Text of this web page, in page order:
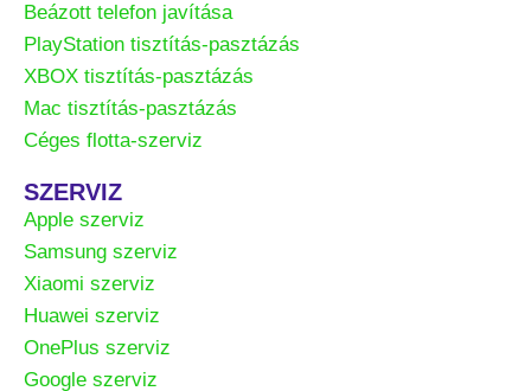
Beázott telefon javítása
PlayStation tisztítás-pasztázás
XBOX tisztítás-pasztázás
Mac tisztítás-pasztázás
Céges flotta-szerviz
SZERVIZ
Apple szerviz
Samsung szerviz
Xiaomi szerviz
Huawei szerviz
OnePlus szerviz
Google szerviz